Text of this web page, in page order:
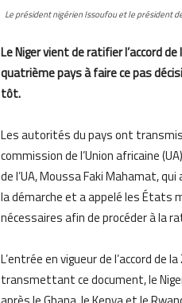
Le président nigérien Issoufou et le président
Le Niger vient de ratifier l’accord
quatrième pays à faire ce pas
tôt.
Les autorités du pays ont
commission de l’Union africaine
de l’UA, Moussa Faki Mahamat,
la démarche et a appelé les États
nécessaires afin de procéder à la
L’entrée en vigueur de l’accord de
transmettant ce document, le